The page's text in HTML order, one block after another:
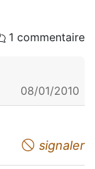
1 commentaire
08/01/2010
signaler